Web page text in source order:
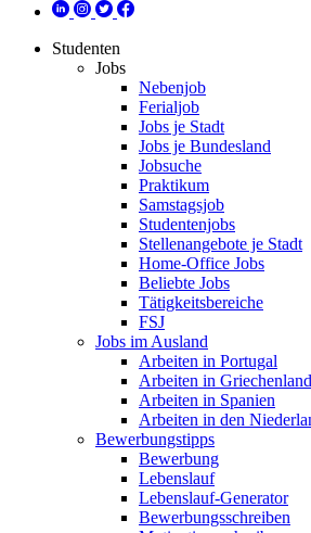
Studenten
Jobs
Nebenjob
Ferialjob
Jobs je Stadt
Jobs je Bundesland
Jobsuche
Praktikum
Samstagsjob
Studentenjobs
Stellenangebote je Stadt
Home-Office Jobs
Beliebte Jobs
Tätigkeitsbereiche
FSJ
Jobs im Ausland
Arbeiten in Portugal
Arbeiten in Griechenland
Arbeiten in Spanien
Arbeiten in den
Bewerbungstipps
Bewerbung
Lebenslauf
Lebenslauf-Generator
Bewerbungsschreiben